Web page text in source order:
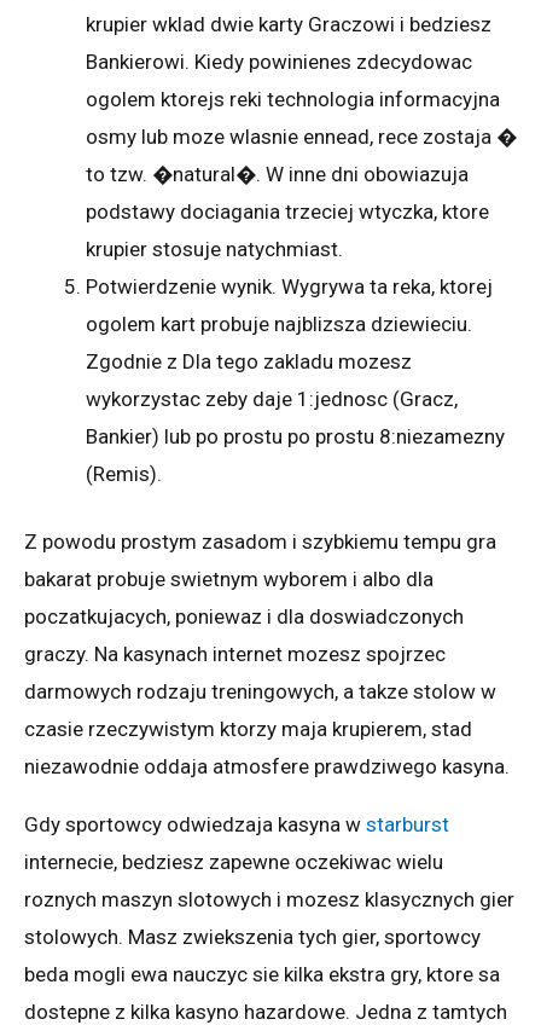
krupier wklad dwie karty Graczowi i bedziesz
Bankierowi. Kiedy powinienes zdecydowac
ogolem ktorejs reki technologia informacyjna
osmy lub moze wlasnie ennead, rece zostaja �
to tzw. �natural�. W inne dni obowiazuja
podstawy dociagania trzeciej wtyczka, ktore
krupier stosuje natychmiast.
Potwierdzenie wynik. Wygrywa ta reka, ktorej
ogolem kart probuje najblizsza dziewieciu.
Zgodnie z Dla tego zakladu mozesz
wykorzystac zeby daje 1:jednosc (Gracz,
Bankier) lub po prostu po prostu 8:niezamezny
(Remis).
Z powodu prostym zasadom i szybkiemu tempu gra
bakarat probuje swietnym wyborem i albo dla
poczatkujacych, poniewaz i dla doswiadczonych
graczy. Na kasynach internet mozesz spojrzec
darmowych rodzaju treningowych, a takze stolow w
czasie rzeczywistym ktorzy maja krupierem, stad
niezawodnie oddaja atmosfere prawdziwego kasyna.
Gdy sportowcy odwiedzaja kasyna w starburst
internecie, bedziesz zapewne oczekiwac wielu
roznych maszyn slotowych i mozesz klasycznych gier
stolowych. Masz zwiekszenia tych gier, sportowcy
beda mogli ewa nauczyc sie kilka ekstra gry, ktore sa
dostepne z kilka kasyno hazardowe. Jedna z tamtych